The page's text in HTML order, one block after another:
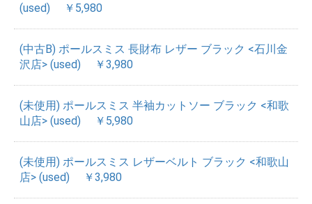
(used)
￥5,980
(中古B) ポールスミス 長財布 レザー ブラック <石川金
沢店> (used)
￥3,980
(未使用) ポールスミス 半袖カットソー ブラック <和歌
山店> (used)
￥5,980
(未使用) ポールスミス レザーベルト ブラック <和歌山
店> (used)
￥3,980